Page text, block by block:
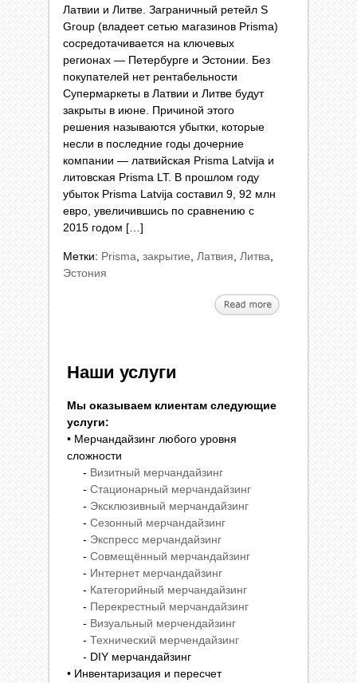
Латвии и Литве. Заграничный ретейл S
Group (владеет сетью магазинов Prisma)
сосредотачивается на ключевых
регионах — Петербурге и Эстонии. Без
покупателей нет рентабельности
Cупермаркеты в Латвии и Литве будут
закрыты в июне. Причиной этого
решения называются убытки, которые
несли в последние годы дочерние
компании — латвийская Prisma Latvija и
литовская Prisma LT. В прошлом году
убыток Prisma Latvija составил 9, 92 млн
евро, увеличившись по сравнению с
2015 годом […]
Метки: Prisma закрытие Латвия Литва
Эстония
Наши услуги
Мы оказываем клиентам следующие
услуги:
• Мерчандайзинг любого уровня
сложности
- Визитный мерчандайзинг
- Стационарный мерчандайзинг
- Эксклюзивный мерчандайзинг
- Сезонный мерчандайзинг
- Экспресс мерчандайзинг
- Совмещённый мерчандайзинг
- Интернет мерчандайзинг
- Категорийный мерчандайзинг
- Перекрестный мерчандайзинг
- Визуальный мерчендайзинг
- Технический мерчендайзинг
- DIY мерчандайзинг
• Инвентаризация и пересчет